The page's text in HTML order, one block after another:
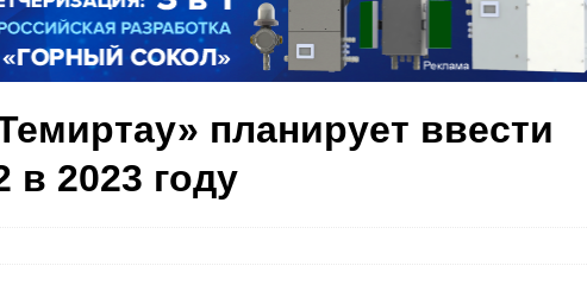
планирует ввести
2023 году